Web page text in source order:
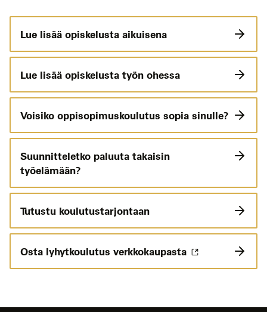
Lue lisää opiskelusta aikuisena
Lue lisää opiskelusta työn ohessa
Voisiko oppisopimuskoulutus sopia sinulle?
Suunnitteletko paluuta takaisin
työelämään?
Tutustu koulutustarjontaan
Osta lyhytkoulutus verkkokaupasta